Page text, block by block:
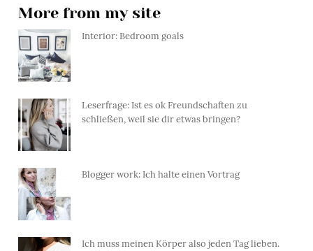
More from my site
Interior: Bedroom goals
Leserfrage: Ist es ok Freundschaften zu
schließen, weil sie dir etwas bringen?
Blogger work: Ich halte einen Vortrag
Ich muss meinen Körper also jeden Tag lieben.